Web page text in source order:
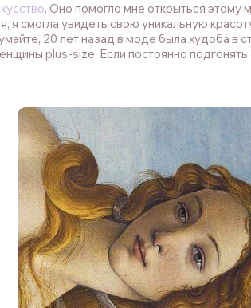
. Оно помогло мне открыться этому
смогла увидеть свою уникальную
20 лет назад в моде была худоба в
plus-size. Если постоянно подгонять